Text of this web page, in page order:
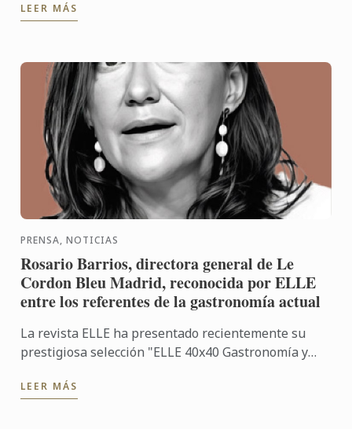
chef José María ...
LEER MÁS
PRENSA, NOTICIAS
Rosario Barrios, directora general de Le
Cordon Bleu Madrid, reconocida por ELLE
entre los referentes de la gastronomía actual
La revista ELLE ha presentado recientemente su
prestigiosa selección "ELLE 40x40 Gastronomía y
con Renault, ...
LEER MÁS